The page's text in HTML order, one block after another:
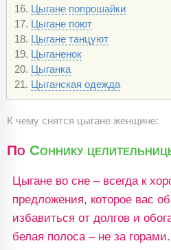
Цыгане попрошайки
Цыгане поют
Цыгане танцуют
Цыганенок
Цыганка
Цыганская одежда
К чему снятся цыгане женщине:
По Соннику
Цыгане во сне – всегда к
предложения, которое вас
избавиться от долгов и
белая полоса – не за горами.